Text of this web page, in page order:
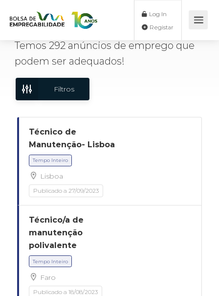
Log In
Temos 292 anúncios de emprego que
podem ser adequados!
Filtros
Técnico de
Manutenção- Lisboa
Tempo Inteiro
Lisboa
Publicado a 27/09/2023
Técnico/a de
manutenção
polivalente
Faro
Publicado a 18/08/2023